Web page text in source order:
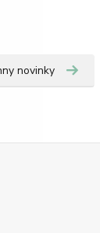
novinky